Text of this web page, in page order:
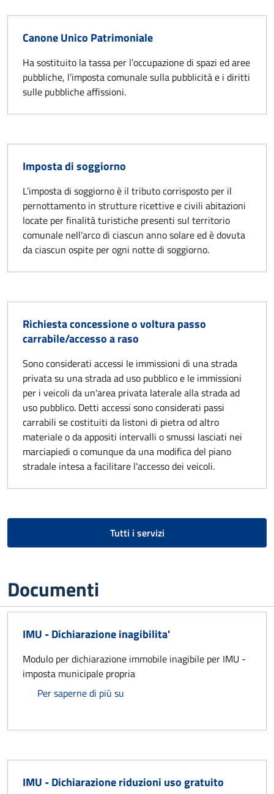
Canone Unico Patrimoniale
Ha sostituito la tassa per l’occupazione di spazi ed aree
pubbliche, l’imposta comunale sulla pubblicità e i diritti
sulle pubbliche affissioni.
Imposta di soggiorno
L’imposta di soggiorno è il tributo corrisposto per il
pernottamento in strutture ricettive e civili abitazioni
locate per finalità turistiche presenti sul territorio
comunale nell’arco di ciascun anno solare ed è dovuta
da ciascun ospite per ogni notte di soggiorno.
Richiesta concessione o voltura passo
carrabile/accesso a raso
Sono considerati accessi le immissioni di una strada
privata su una strada ad uso pubblico e le immissioni
per i veicoli da un'area privata laterale alla strada ad
uso pubblico. Detti accessi sono considerati passi
carrabili se costituiti da listoni di pietra od altro
materiale o da appositi intervalli o smussi lasciati nei
marciapiedi o comunque da una modifica del piano
stradale intesa a facilitare l'accesso dei veicoli.
Tutti i servizi
Documenti
IMU - Dichiarazione inagibilita'
Modulo per dichiarazione immobile inagibile per IMU -
imposta municipale propria
Per saperne di più su
IMU - Dichiarazione riduzioni uso gratuito